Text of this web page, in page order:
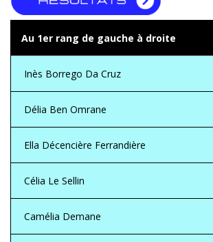
Au 1er rang de gauche à droite
Inès Borrego Da Cruz
Délia Ben Omrane
Ella Décencière Ferrandière
Célia Le Sellin
Camélia Demane